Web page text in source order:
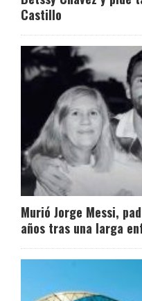
Castillo
Murió Jorge Messi,
años tras una larga